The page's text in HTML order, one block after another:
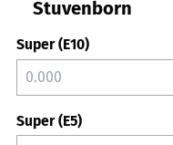
Stuvenborn
Super (E10)
Super (E5)